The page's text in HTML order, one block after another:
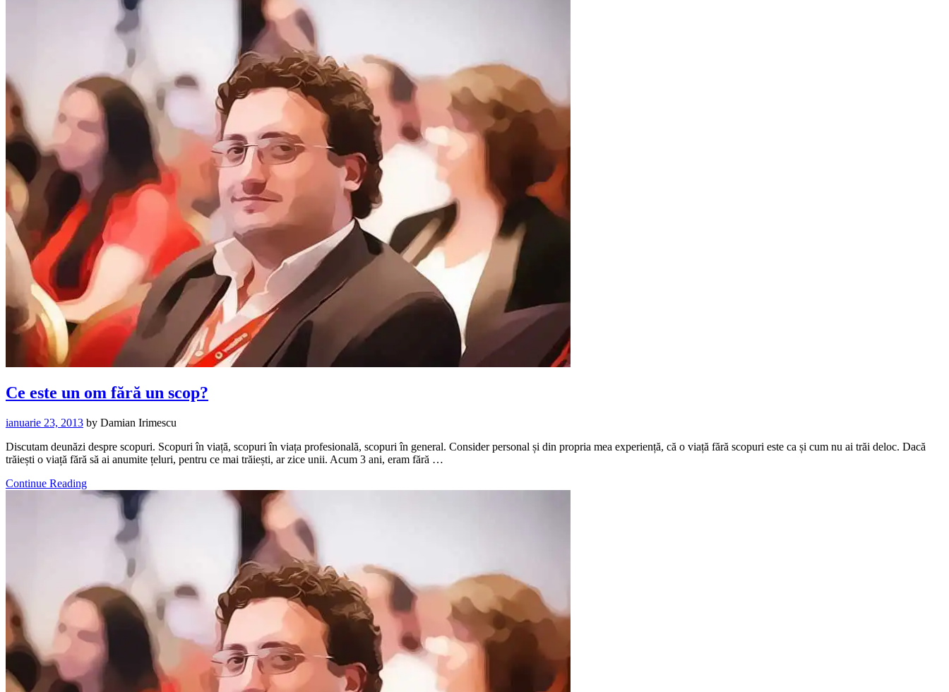
Ce este un om fără un scop?
ianuarie 23, 2013 by Damian Irimescu
Discutam deunăzi despre scopuri. Scopuri în viață, scopuri în viața profesională, scopuri în general. Consider personal și din propria mea experiență, că o viață fără scopuri este ca și cum nu ai trăi deloc. Dacă
trăiești o viață fără să ai anumite țeluri, pentru ce mai trăiești, ar zice unii. Acum 3 ani, eram fără …
Continue Reading